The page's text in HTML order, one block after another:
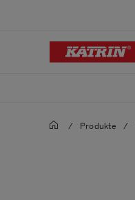
/ Produkte /